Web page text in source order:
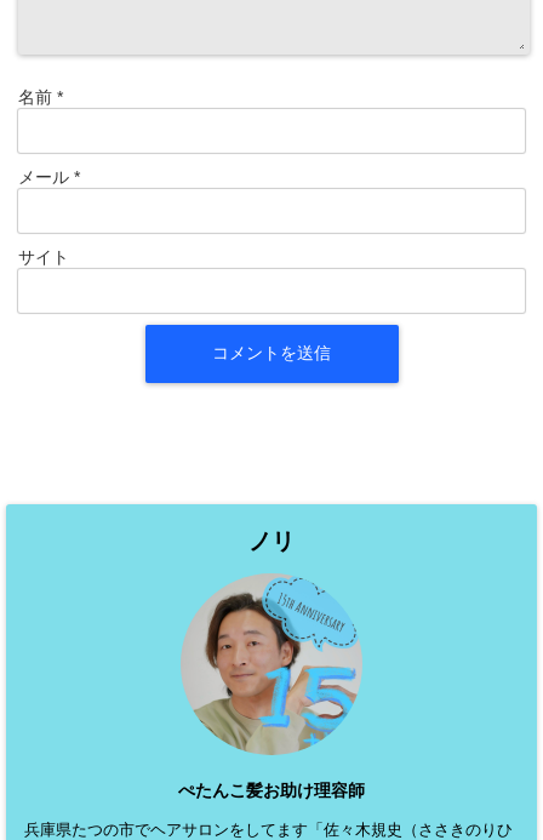
名前 *
メール *
サイト
ノリ
ぺたんこ髪お助け理容師
兵庫県たつの市でヘアサロンをしてます「佐々木規史（ささきのりひ